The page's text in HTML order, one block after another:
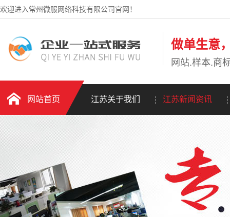
欢迎进入常州微服网络科技有限公司官网！
做单生意
网站.样本.商
网站首页 江苏关于我们 江苏新闻资讯